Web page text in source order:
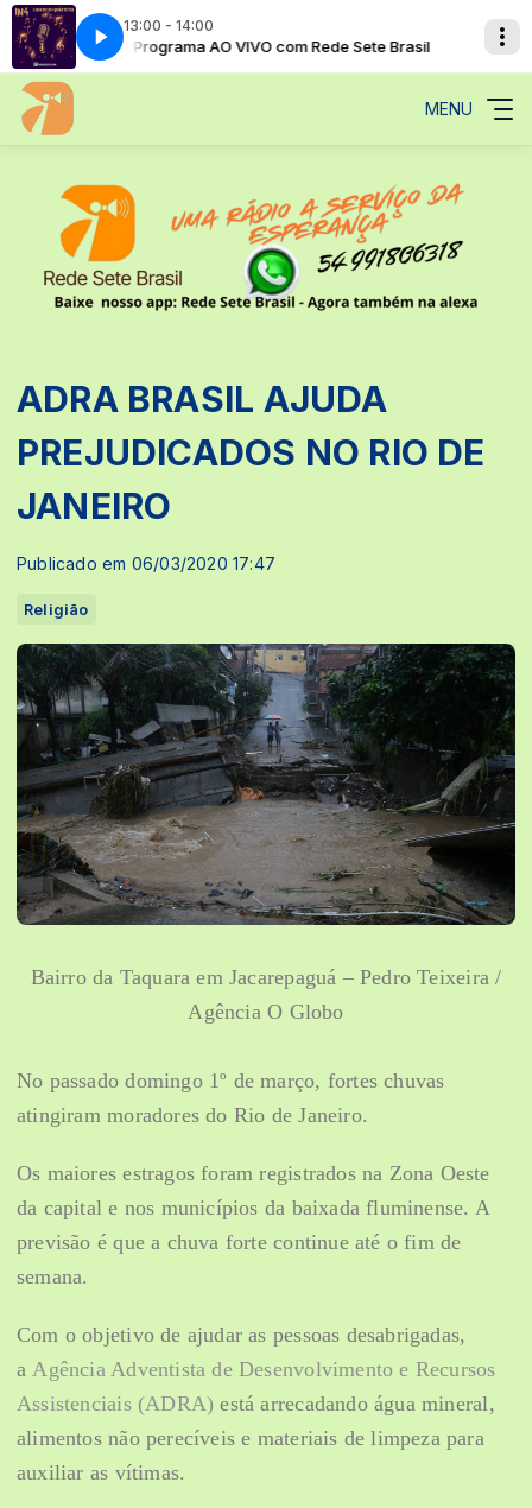
13:00 - 14:00
In4 - Programa AO VIVO com Rede Sete Brasil In4 -
MENU
ADRA BRASIL AJUDA
PREJUDICADOS NO RIO DE
JANEIRO
Publicado em 06/03/2020 17:47
Religião
Bairro da Taquara em Jacarepaguá – Pedro Teixeira /
Agência O Globo
No passado domingo 1º de março, fortes chuvas
atingiram moradores do Rio de Janeiro.
Os maiores estragos foram registrados na Zona Oeste
da capital e nos municípios da baixada fluminense. A
previsão é que a chuva forte continue até o fim de
semana.
Com o objetivo de ajudar as pessoas desabrigadas,
aAgência Adventista de Desenvolvimento e Recursos
Assistenciais (ADRA) está arrecadando água mineral,
alimentos não perecíveis e materiais de limpeza para
auxiliar as vítimas.